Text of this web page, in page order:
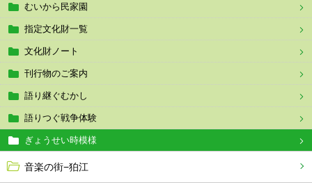
むいから民家園
指定文化財一覧
文化財ノート
刊行物のご案内
語り継ぐむかし
語りつぐ戦争体験
ぎょうせい時模様
音楽の街−狛江